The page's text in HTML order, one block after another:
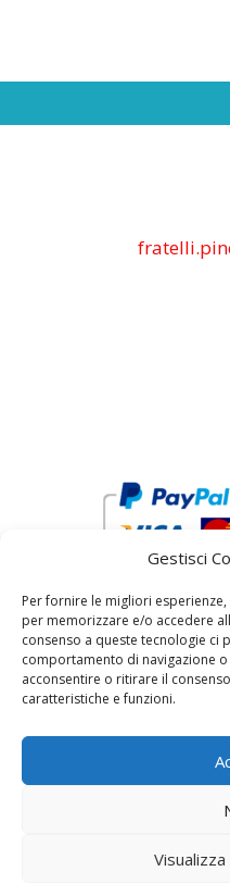
Gestisci
Per fornire le migliori
per memorizzare e/o accedere
consenso a queste tecnologie
comportamento di navigazione
acconsentire o ritirare il
caratteristiche e funzioni.
reCAPTCHA Google’s
© 2026 Fratelli Pinci